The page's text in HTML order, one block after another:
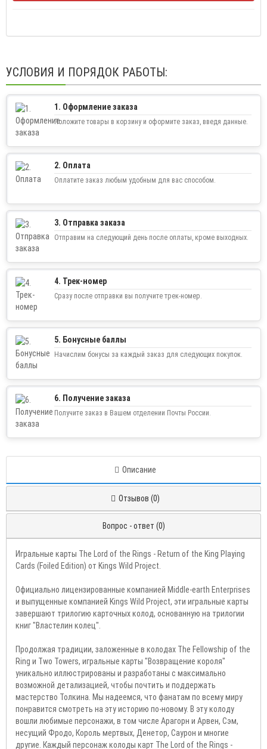
УСЛОВИЯ И ПОРЯДОК РАБОТЫ:
1. Оформление заказа
Положите товары в корзину и оформите заказ, введя данные.
2. Оплата
Оплатите заказ любым удобным для вас способом.
3. Отправка заказа
Отправим на следующий день после оплаты, кроме выходных.
4. Трек-номер
Сразу после отправки вы получите трек-номер.
5. Бонусные баллы
Начислим бонусы за каждый заказ для следующих покупок.
6. Получение заказа
Получите заказ в Вашем отделении Почты России.
Описание
Отзывов (0)
Вопрос - ответ (0)
Игральные карты The Lord of the Rings - Return of the King Playing
Cards (Foiled Edition) от Kings Wild Project.
Официально лицензированные компанией Middle-earth Enterprises
и выпущенные компанией Kings Wild Project, эти игральные карты
завершают трилогию карточных колод, основанную на трилогии
книг "Властелин колец".
Продолжая традиции, заложенные в колодах The Fellowship of the
Ring и Two Towers, игральные карты "Возвращение короля"
уникально иллюстрированы и разработаны с максимально
возможной детализацией, чтобы почтить и поддержать
мастерство Толкина. Мы надеемся, что фанатам по всему миру
понравится смотреть на эту историю по-новому. В эту колоду
вошли любимые персонажи, в том числе Арагорн и Арвен, Сэм,
несущий Фродо, Король мертвых, Денетор, Саурон и многие
другие. Каждый персонаж колоды карт The Lord of the Rings -